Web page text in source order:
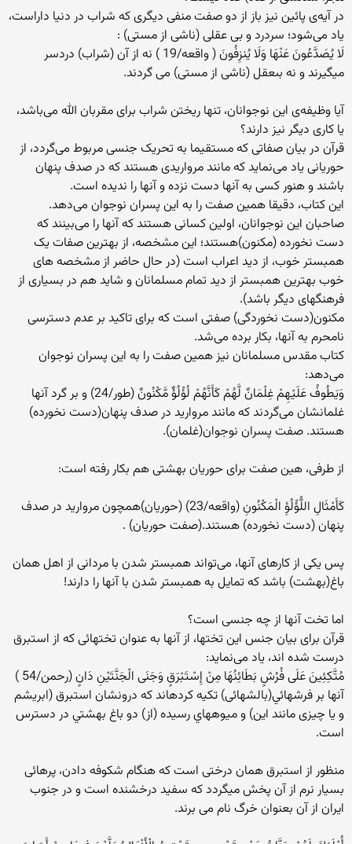
در آیه‌ی پائین نیز باز از دو صفت منفی دیگری که شراب در دنیا داراست،
یاد می‌شود؛ سردرد و بی عقلی (ناشی از مستی) :
لَا يُصَدَّعُونَ عَنْهَا وَلَا يُنزِفُونَ ( واقعه/19 ) نه از آن (شراب) دردسر
میگيرند و نه بى‏عقل (ناشی از مستی) می گردند.
آیا وظیفه‌ی این نوجوانان، تنها ریختن شراب برای مقربان الله می‌باشد،
یا کاری دیگر نیز دارند؟
قرآن در بیان صفاتی که مستقیما به تحریک جنسی مربوط می‌گردد، از
حوریانی یاد می‌نماید که مانند مرواریدی هستند که در صدف پنهان
باشند و هنور کسی به آنها دست نزده و آنها را ندیده است.
این کتاب، دقیقا همین صفت را به این پسران نوجوان می‌دهد.
صاحبان این نوجوانان، اولین کسانی هستند که آنها را می‌بینند که
دست نخورده (مکنون)هستند؛ این مشخصه، از بهترین صفات یک
همبستر خوب، از دید اعراب است (در حال حاضر از مشخصه های
خوب بهترین همبستر از دید تمام مسلمانان و شاید هم در بسیاری از
فرهنگهای دیگر باشد).
مکنون(دست نخوردگی) صفتی است که برای تاکید بر عدم دسترسی
نامحرم به آنها، بکار برده می‌شد.
کتاب مقدس مسلمانان نیز همین صفت را به این پسران نوجوان
می‌دهد:
وَيَطُوفُ عَلَيْهِمْ غِلْمَانٌ لَّهُمْ كَأَنَّهُمْ لُؤْلُؤٌ مَّكْنُونٌ (طور/24) و بر گرد آنها
غلمانشان می‌گردند که مانند مرواريد در صدف پنهان(دست نخورده)
هستند. صفت پسران نوجوان(غلمان).
از طرفی، هین صفت برای حوریان بهشتی هم بکار رفته است:
كَأَمْثَالِ اللُّؤْلُؤِ الْمَكْنُونِ (واقعه/23) (حوریان)همچون مرواريد در صدف
پنهان (دست نخورده) هستند.(صفت حوریان) .
پس یکی از کارهای آنها، می‌تواند همبستر شدن با مردانی از اهل همان
باغ(بهشت) باشد که تمایل به همبستر شدن با آنها را دارند!
اما تخت آنها از چه جنسی است؟
قرآن برای بیان جنس این تختها، از آنها به عنوان تختهائی که از استبرق
درست شده اند، یاد می‌نماید:
مُتَّكِئِينَ عَلَى فُرُشٍ بَطَائِنُهَا مِنْ إِسْتَبْرَقٍ وَجَنَى الْجَنَّتَيْنِ دَانٍ (رحمن/54 )
آنها بر فرشهائي(بالشهائی) تكيه كرده‏اند كه درونشان استبرق (ابریشم
و یا چیزی مانند این) و ميوه‏هاي رسيده (از) دو باغ بهشتي در دسترس
است.
منظور از استبرق همان درختی است که هنگام شکوفه دادن، پرهائی
بسیار نرم از آن پخش میگردد که سفید درخشنده است و در جنوب
ایران از آن بعنوان خرگ نام می برند.